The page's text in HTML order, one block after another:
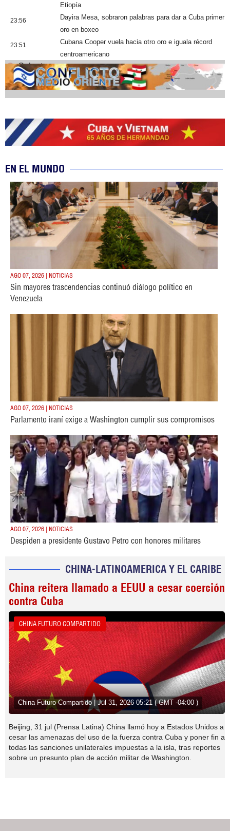
Etiopía
23:56
Dayira Mesa, sobraron palabras para dar a Cuba primer
oro en boxeo
23:51
Cubana Cooper vuela hacia otro oro e iguala récord
centroamericano
Cobertura
EN EL MUNDO
AGO 07, 2026 | NOTICIAS
Sin mayores trascendencias continuó diálogo político en
Venezuela
AGO 07, 2026 | NOTICIAS
Parlamento iraní exige a Washington cumplir sus compromisos
AGO 07, 2026 | NOTICIAS
Despiden a presidente Gustavo Petro con honores militares
CHINA-LATINOAMERICA Y EL CARIBE
China reitera llamado a EEUU a cesar coerción
contra Cuba
CHINA FUTURO COMPARTIDO
China Futuro Compartido | Jul 31, 2026 05:21 ( GMT -04:00 )
Beijing, 31 jul (Prensa Latina) China llamó hoy a Estados Unidos a
cesar las amenazas del uso de la fuerza contra Cuba y poner fin a
todas las sanciones unilaterales impuestas a la isla, tras reportes
sobre un presunto plan de acción militar de Washington.